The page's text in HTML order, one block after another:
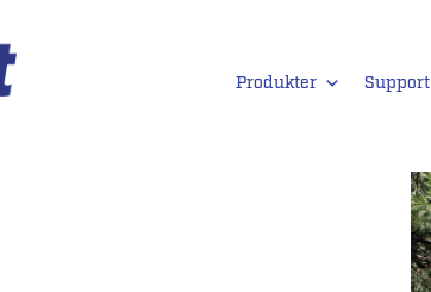
Produkter Support